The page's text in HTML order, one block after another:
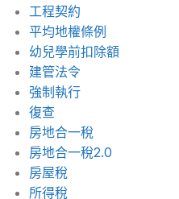
工程契約
平均地權條例
幼兒學前扣除額
建管法令
強制執行
復查
房地合一稅
房地合一稅2.0
房屋稅
所得稅